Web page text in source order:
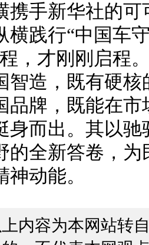
携手新华社的
横践行“中国车
，才刚刚启程
智造，既有硬
品牌，既能在
身而出。其以
的全新答卷，
动能。
内容为本网站转